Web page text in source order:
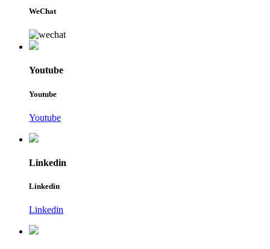
WeChat
Youtube
Youtube
Youtube
Linkedin
Linkedin
Linkedin